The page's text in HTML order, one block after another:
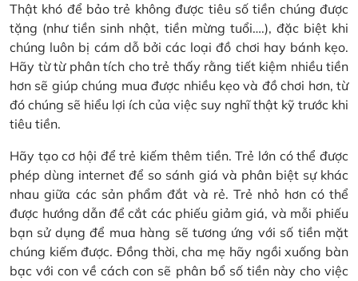
Thật khó để bảo trẻ không được tiêu số tiền chúng được
tặng (như tiền sinh nhật, tiền mừng tuổi….), đặc biệt khi
chúng luôn bị cám dỗ bởi các loại đồ chơi hay bánh kẹo.
Hãy từ từ phân tích cho trẻ thấy rằng tiết kiệm nhiều tiền
hơn sẽ giúp chúng mua được nhiều kẹo và đồ chơi hơn, từ
đó chúng sẽ hiểu lợi ích của việc suy nghĩ thật kỹ trước khi
tiêu tiền.
Hãy tạo cơ hội để trẻ kiếm thêm tiền. Trẻ lớn có thể được
phép dùng internet để so sánh giá và phân biệt sự khác
nhau giữa các sản phẩm đắt và rẻ. Trẻ nhỏ hơn có thể
được hướng dẫn để cắt các phiếu giảm giá, và mỗi phiếu
bạn sử dụng để mua hàng sẽ tương ứng với số tiền mặt
chúng kiếm được. Đồng thời, cha mẹ hãy ngồi xuống bàn
bạc với con về cách con sẽ phân bổ số tiền này cho việc